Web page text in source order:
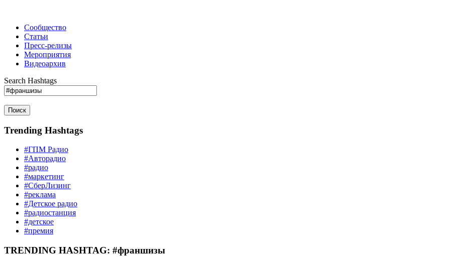
Сообщество
Статьи
Пресс-релизы
Мероприятия
Видеоархив
Search Hashtags
Поиск
Trending Hashtags
#ГПМ Радио
#Авторадио
#радио
#маркетинг
#СберЛизинг
#реклама
#Детское радио
#радиостанция
#детское
#премия
TRENDING HASHTAG: #франшизы